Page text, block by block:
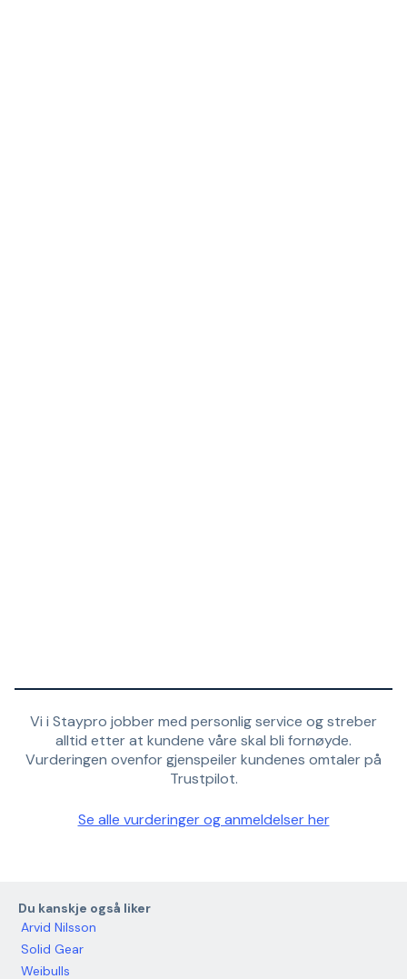
Vi i Staypro jobber med personlig service og streber
alltid etter at kundene våre skal bli fornøyde.
Vurderingen ovenfor gjenspeiler kundenes omtaler på
Trustpilot.
Se alle vurderinger og anmeldelser her
Du kanskje også liker
Arvid Nilsson
Solid Gear
Weibulls